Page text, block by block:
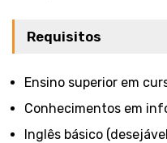
Requisitos
Ensino superior em
Conhecimentos em
Inglês básico